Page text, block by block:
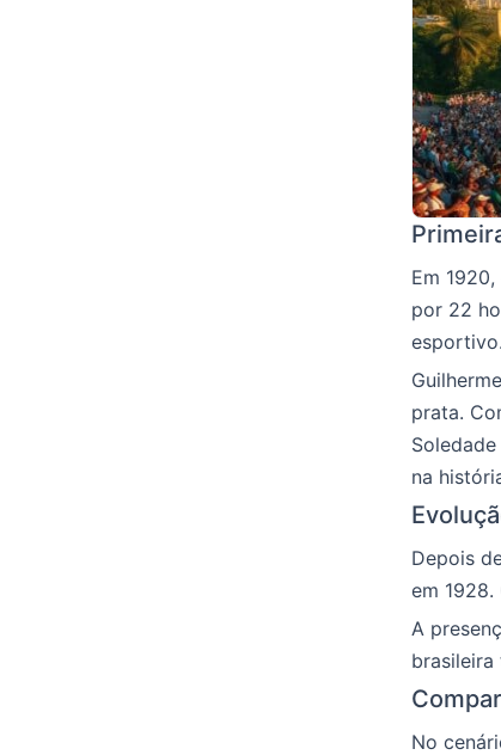
Em
por 22
esportivo.
prata.
na
Depois
em
A
brasileira
No